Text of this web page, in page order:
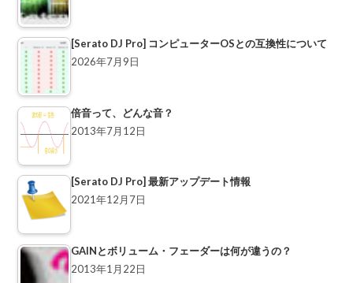
[Serato DJ Pro] コンピューターOSとの互換性について
2026年7月9日
倍音って、どんな音？
2013年7月12日
[Serato DJ Pro] 最新アップデート情報
2021年12月7日
GAINとボリューム・フェーダーは何が違うの？
2013年1月22日